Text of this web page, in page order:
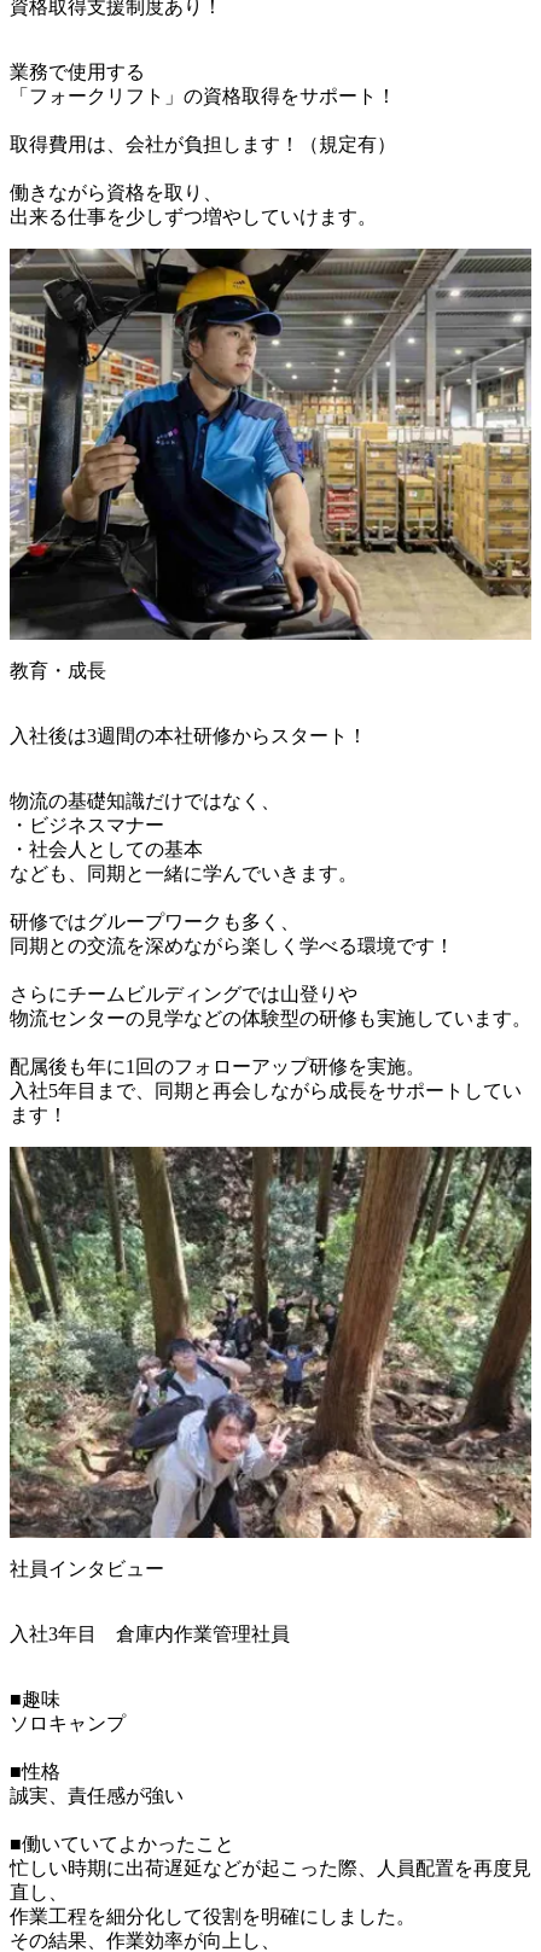
資格取得支援制度あり！
業務で使用する
「フォークリフト」の資格取得をサポート！
取得費用は、会社が負担します！（規定有）
働きながら資格を取り、
出来る仕事を少しずつ増やしていけます。
教育・成長
入社後は3週間の本社研修からスタート！
物流の基礎知識だけではなく、
・ビジネスマナー
・社会人としての基本
なども、同期と一緒に学んでいきます。
研修ではグループワークも多く、
同期との交流を深めながら楽しく学べる環境です！
さらにチームビルディングでは山登りや
物流センターの見学などの体験型の研修も実施しています。
配属後も年に1回のフォローアップ研修を実施。
入社5年目まで、同期と再会しながら成長をサポートしてい
ます！
社員インタビュー
入社3年目 倉庫内作業管理社員
■趣味
ソロキャンプ
■性格
誠実、責任感が強い
■働いていてよかったこと
忙しい時期に出荷遅延などが起こった際、人員配置を再度見
直し、
作業工程を細分化して役割を明確にしました。
その結果、作業効率が向上し、